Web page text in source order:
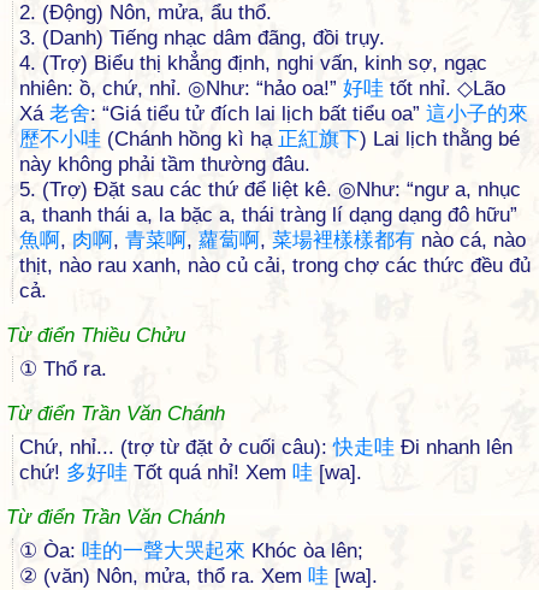
2. (Động) Nôn, mửa, ẩu thổ.
3. (Danh) Tiếng nhạc dâm đãng, đồi trụy.
4. (Trợ) Biểu thị khẳng định, nghi vấn, kinh sợ, ngạc
nhiên: ồ, chứ, nhỉ. ◎Như: “hảo oa!” 好哇 tốt nhỉ. ◇Lão
Xá 老舍: “Giá tiểu tử đích lai lịch bất tiểu oa” 這小子的來
歷不小哇 (Chánh hồng kì hạ 正紅旗下) Lai lịch thằng bé
này không phải tầm thường đâu.
5. (Trợ) Đặt sau các thứ để liệt kê. ◎Như: “ngư a, nhục
a, thanh thái a, la bặc a, thái tràng lí dạng dạng đô hữu”
魚啊, 肉啊, 青菜啊, 蘿蔔啊, 菜場裡樣樣都有 nào cá, nào
thịt, nào rau xanh, nào củ cải, trong chợ các thức đều đủ
cả.
Từ điển Thiều Chửu
① Thổ ra.
Từ điển Trần Văn Chánh
Chứ, nhỉ... (trợ từ đặt ở cuối câu):快走哇 Đi nhanh lên
chứ! 多好哇 Tốt quá nhỉ! Xem 哇 [wa].
Từ điển Trần Văn Chánh
① Òa: 哇的一聲大哭起來 Khóc òa lên;
② (văn) Nôn, mửa, thổ ra. Xem 哇 [wa].